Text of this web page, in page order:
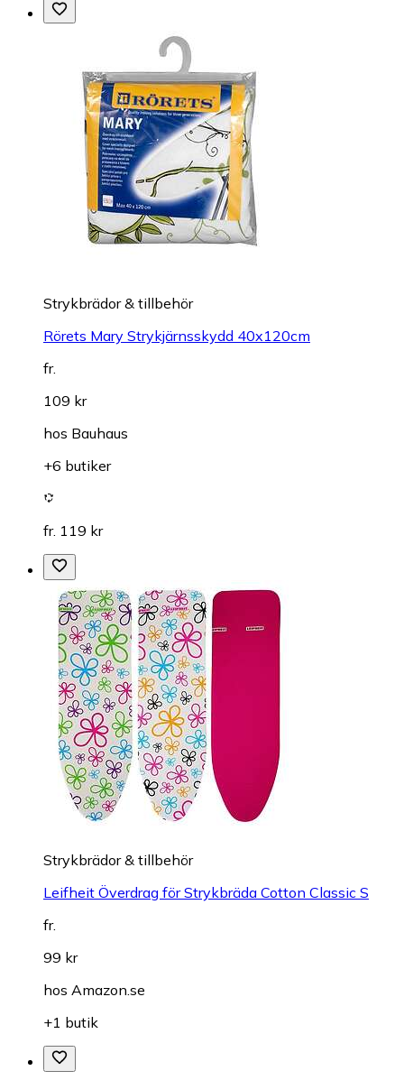
Strykbrädor & tillbehör
Rörets Mary Strykjärnsskydd 40x120cm
fr.
109 kr
hos Bauhaus
+6 butiker
fr. 119 kr
Strykbrädor & tillbehör
Leifheit Överdrag för Strykbräda Cotton Classic S
fr.
99 kr
hos Amazon.se
+1 butik